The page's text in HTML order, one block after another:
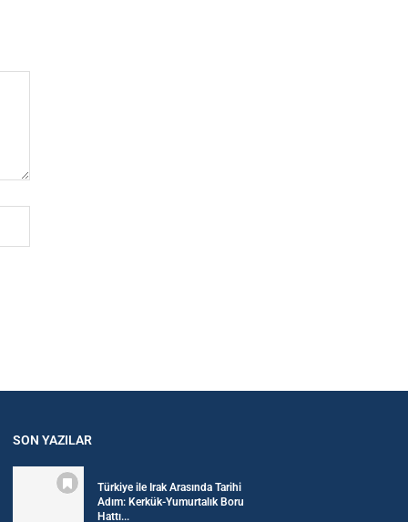
SON YAZILAR
Türkiye ile Irak Arasında Tarihi
Adım: Kerkük-Yumurtalık Boru
Hattı...